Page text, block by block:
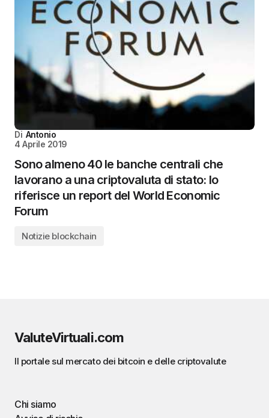
Di Antonio
4 Aprile 2019
Sono almeno 40 le banche centrali che
lavorano a una criptovaluta di stato: lo
riferisce un report del World Economic
Forum
Notizie blockchain
ValuteVirtuali.com
Il portale sul mercato dei bitcoin e delle criptovalute
Chi siamo